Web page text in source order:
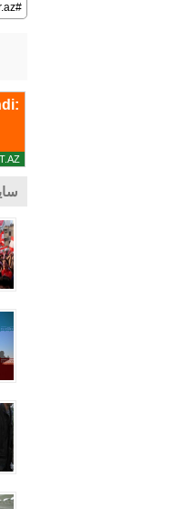
#fa.axar.az